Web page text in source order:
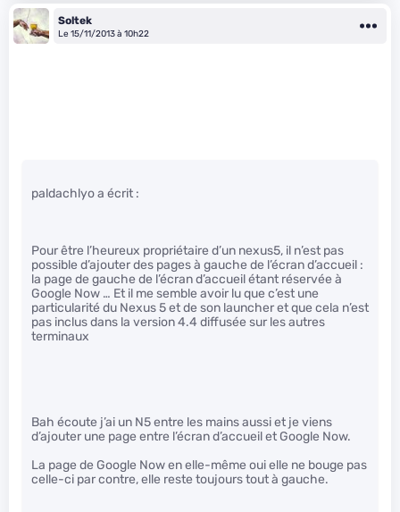
Soltek
Le 15/11/2013 à 10h22
paldachlyo a écrit :
Pour être l’heureux propriétaire d’un nexus5, il n’est pas
possible d’ajouter des pages à gauche de l’écran d’accueil :
la page de gauche de l’écran d’accueil étant réservée à
Google Now … Et il me semble avoir lu que c’est une
particularité du Nexus 5 et de son launcher et que cela n’est
pas inclus dans la version 4.4 diffusée sur les autres
terminaux
Bah écoute j’ai un N5 entre les mains aussi et je viens
d’ajouter une page entre l’écran d’accueil et Google Now.
La page de Google Now en elle-même oui elle ne bouge pas
celle-ci par contre, elle reste toujours tout à gauche.